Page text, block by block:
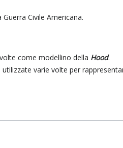
Civile Americana.
come modellino della Hood.
varie volte per